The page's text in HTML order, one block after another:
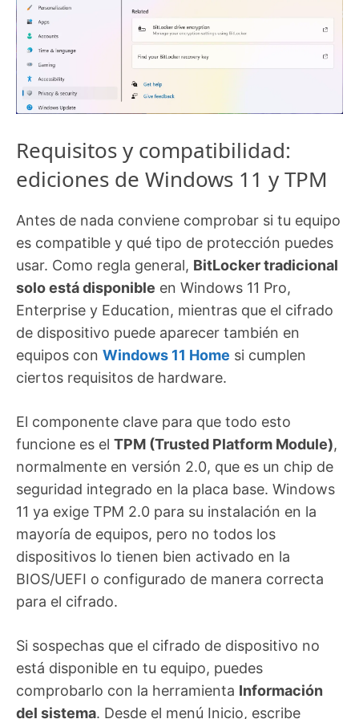
Requisitos y compatibilidad:
ediciones de Windows 11 y TPM
Antes de nada conviene comprobar si tu equipo
es compatible y qué tipo de protección puedes
usar. Como regla general, BitLocker tradicional
solo está disponible en Windows 11 Pro,
Enterprise y Education, mientras que el cifrado
de dispositivo puede aparecer también en
equipos con Windows 11 Home si cumplen
ciertos requisitos de hardware.
El componente clave para que todo esto
funcione es el TPM (Trusted Platform Module),
normalmente en versión 2.0, que es un chip de
seguridad integrado en la placa base. Windows
11 ya exige TPM 2.0 para su instalación en la
mayoría de equipos, pero no todos los
dispositivos lo tienen bien activado en la
BIOS/UEFI o configurado de manera correcta
para el cifrado.
Si sospechas que el cifrado de dispositivo no
está disponible en tu equipo, puedes
comprobarlo con la herramienta Información
del sistema. Desde el menú Inicio, escribe